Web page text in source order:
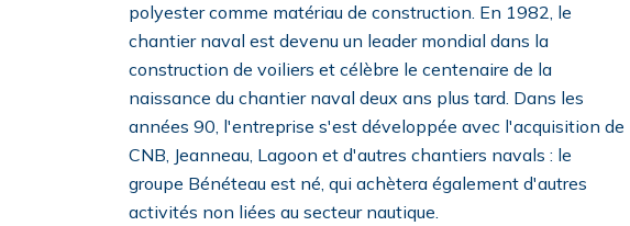
polyester comme matériau de construction. En 1982, le
chantier naval est devenu un leader mondial dans la
construction de voiliers et célèbre le centenaire de la
naissance du chantier naval deux ans plus tard. Dans les
années 90, l'entreprise s'est développée avec l'acquisition de
CNB, Jeanneau, Lagoon et d'autres chantiers navals : le
groupe Bénéteau est né, qui achètera également d'autres
activités non liées au secteur nautique.